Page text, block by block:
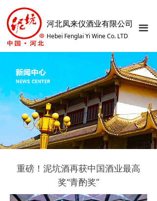
河北凤来仪酒业有限公司
Hebei Fenglai Yi Wine Co. LTD
끀
网站首页
关于我们
产品中心
企业文化
发展历程
荣誉资质
厂区展示
智慧之旅
重磅！泥坑酒再获中国酒业最高
奖“青酌奖”